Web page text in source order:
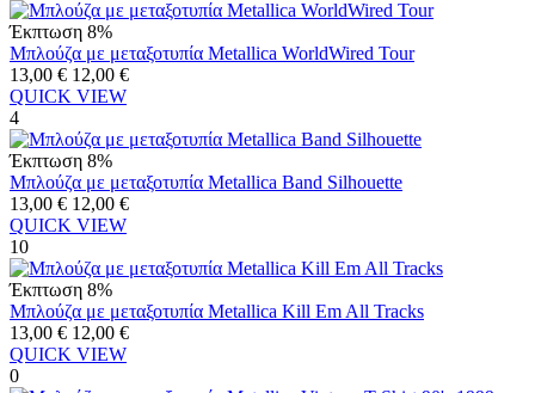
Έκπτωση 8%
Μπλούζα με μεταξοτυπία Metallica WorldWired Tour
13,00 € 12,00 €
QUICK VIEW
4
Έκπτωση 8%
Μπλούζα με μεταξοτυπία Metallica Band Silhouette
13,00 € 12,00 €
QUICK VIEW
10
Έκπτωση 8%
Μπλούζα με μεταξοτυπία Metallica Kill Em All Tracks
13,00 € 12,00 €
QUICK VIEW
0